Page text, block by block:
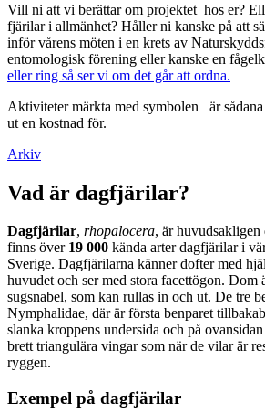
Vill ni att vi berättar om projektet hos er?
fjärilar i allmänhet? Håller ni kanske på att
inför vårens möten i en krets av
entomologisk förening eller kanske en
eller ring så ser vi om det går att ordna.
Aktiviteter märkta med symbolen
är
ut en kostnad för.
Arkiv
Vad är dagfjärilar?
Dagfjärilar, rhopalocera, är
finns över 19 000 kända arter dagfjärilar i
Sverige. Dagfjärilarna känner dofter med
huvudet och ser med stora facettögon. Dom
sugsnabel, som kan rullas in och ut. De tre
Nymphalidae, där är första benparet
slanka kroppens undersida och på
brett triangulära vingar som när de vilar är
ryggen.
Exempel på dagfjärilar